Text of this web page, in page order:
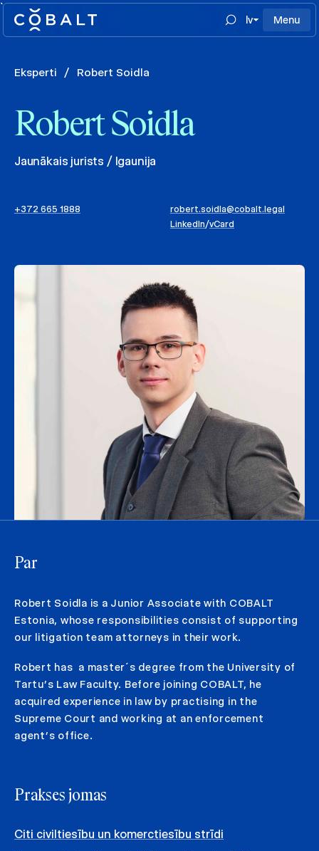
`
lv
Menu
Eksperti / Robert Soidla
Robert Soidla
Jaunākais jurists / Igaunija
+372 665 1888
robert.soidla@cobalt.legal
LinkedIn/vCard
Par
Robert Soidla is a Junior Associate with COBALT
Estonia, whose responsibilities consist of supporting
our litigation team attorneys in their work.
Robert has a master´s degree from the University of
Tartu’s Law Faculty. Before joining COBALT, he
acquired experience in law by practising in the
Supreme Court and working at an enforcement
agent’s office.
Prakses jomas
Citi civiltiesību un komerctiesību strīdi